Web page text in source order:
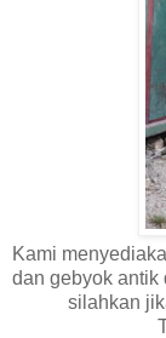
Kami
dan gebyok antik
silahkan